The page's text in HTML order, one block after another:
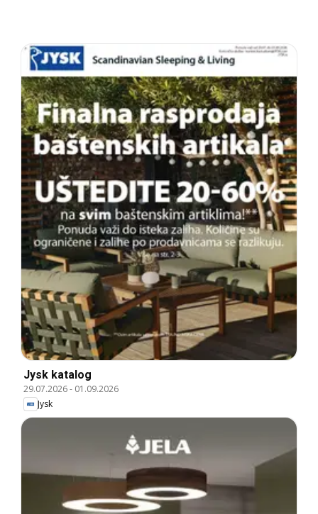
Jysk katalog
29.07.2026- 01.09.2026
Jysk